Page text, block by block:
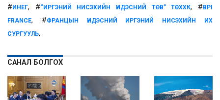
# ИНЕГ, #“ИРГЭНИЙ НИСЭХИЙН ҮНДЭСНИЙ ТӨВ” ТӨХХК, # BPI
FRANCE, #ФРАНЦЫН ҮНДЭСНИЙ ИРГЭНИЙ НИСЭХИЙН ИХ
СУРГУУЛЬ,
САНАЛ БОЛГОХ